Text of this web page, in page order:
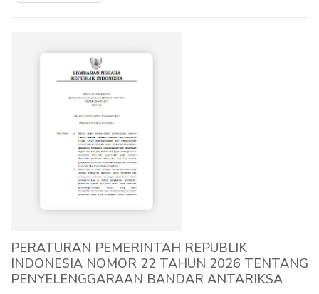
PERATURAN PEMERINTAH REPUBLIK
INDONESIA NOMOR 22 TAHUN 2026 TENTANG
PENYELENGGARAAN BANDAR ANTARIKSA